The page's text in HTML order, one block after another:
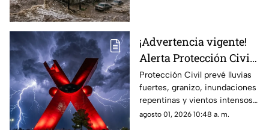
¡Advertencia vigente!
Alerta Protección Civil
por tormentas y posible
caída de granizo este
sábado
Protección Civil prevé lluvias
fuertes, granizo, inundaciones
repentinas y vientos intensos
desde el mediodía de este
agosto 01, 2026 10:48 a. m.